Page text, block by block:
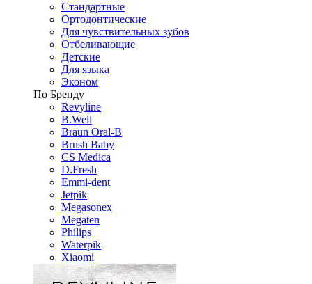
Стандартные
Ортодонтические
Для чувствительных зубов
Отбеливающие
Детские
Для языка
Эконом
По Бренду
Revyline
B.Well
Braun Oral-B
Brush Baby
CS Medica
D.Fresh
Emmi-dent
Jetpik
Megasonex
Megaten
Philips
Waterpik
Xiaomi